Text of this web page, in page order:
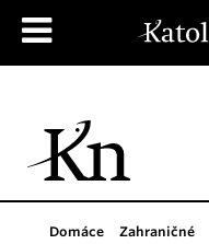
Domáce Zahraničné